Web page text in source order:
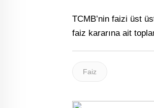
TCMB’nin faizi üst
faiz kararına ait
Faiz